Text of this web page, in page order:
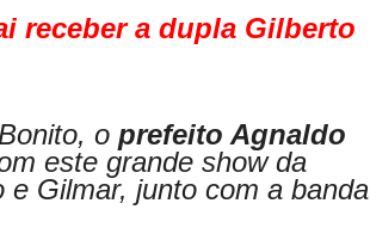
receber a dupla Gilberto
o prefeito Agnaldo
este grande show da
Gilmar, junto com a banda